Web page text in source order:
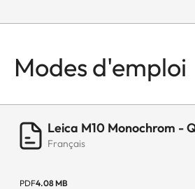
Modes d'emploi
Leica M10 Monochrom -
Français
PDF4.08 MB